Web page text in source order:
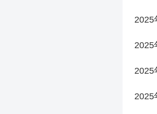
2025
2025
2025
2025